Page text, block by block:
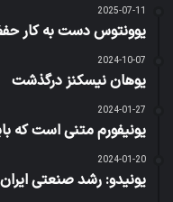
2025-07-11
یوونتوس دست به کار
2024-10-07
یوهان نیسکنز درگذشت
2024-01-27
یونیفورم متنی است که
2024-01-20
یونیدو: رشد صنعتی ایران از 164 کشور جهان